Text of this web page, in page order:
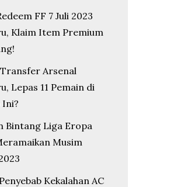
FF 7 Juli 2023
Klaim Item Premium
Arsenal
Lepas 11 Pemain di
Bintang Liga Eropa
Musim
Kekalahan AC